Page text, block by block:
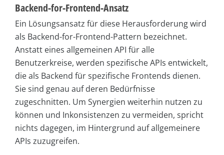
Backend-for-Frontend-Ansatz
Ein Lösungsansatz für diese Herausforderung wird
als Backend-for-Frontend-Pattern bezeichnet.
Anstatt eines allgemeinen API für alle
Benutzerkreise, werden spezifische APIs entwickelt,
die als Backend für spezifische Frontends dienen.
Sie sind genau auf deren Bedürfnisse
zugeschnitten. Um Synergien weiterhin nutzen zu
können und Inkonsistenzen zu vermeiden, spricht
nichts dagegen, im Hintergrund auf allgemeinere
APIs zuzugreifen.